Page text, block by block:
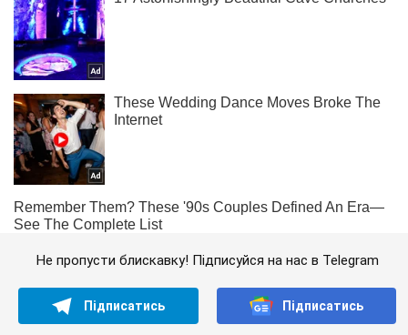
Не пропусти блискавку! Підписуйся на нас в Telegram
Підписатись Підписатись